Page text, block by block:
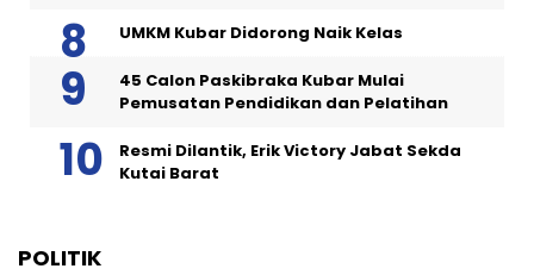
UMKM Kubar Didorong Naik Kelas
45 Calon Paskibraka Kubar Mulai
Pemusatan Pendidikan dan Pelatihan
Resmi Dilantik, Erik Victory Jabat Sekda
Kutai Barat
POLITIK